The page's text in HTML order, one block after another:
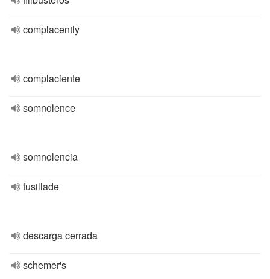
complacently
complaciente
somnolence
somnolencia
fusillade
descarga cerrada
schemer's